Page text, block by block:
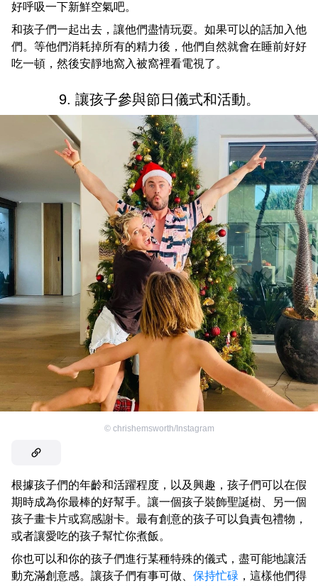
好呼吸一下新鮮空氣吧。
和孩子們一起出去，讓他們盡情玩耍。如果可以的話加入他
們。等他們消耗掉所有的精力後，他們自然就會在睡前好好
吃一頓，然後安靜地窩入被窩裡看電視了。
9. 讓孩子參與節日儀式和活動。
© chrishemsworth/Instagram
根據孩子們的年齡和活躍程度，以及興趣，孩子們可以在假
期時成為你最棒的好幫手。讓一個孩子裝飾聖誕樹、另一個
孩子畫卡片或寫感謝卡。最有創意的孩子可以負責包禮物，
或者讓愛吃的孩子幫忙你煮飯。
你也可以和你的孩子們進行某種特殊的儀式，盡可能地讓活
動充滿創意感。讓孩子們有事可做、 保持忙碌 ，這樣他們得